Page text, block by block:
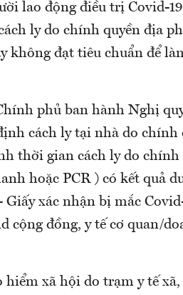
lao động điều trị Covid-
ly do chính quyền địa
không đạt tiêu chuẩn để
phủ ban hành Nghị
cách ly tại nhà do chính
thời gian cách ly do chính
hoặc PCR ) có kết quả
Giấy xác nhận bị mắc
cộng đồng, y tế cơ quan/
xã hội do trạm y tế